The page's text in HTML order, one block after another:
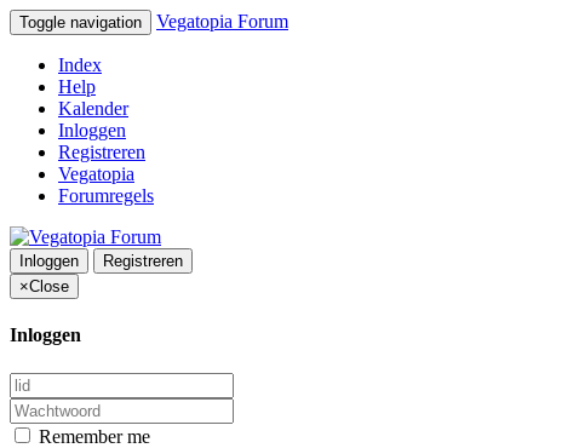
Toggle navigation Vegatopia Forum
Index
Help
Kalender
Inloggen
Registreren
Vegatopia
Forumregels
Inloggen
Registreren
×Close
Inloggen
Remember me